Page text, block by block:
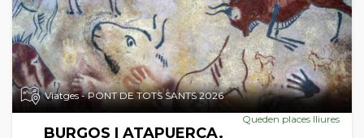
Viatges - PONT DE TOTS SANTS 2026
Queden places lliures
BURGOS I ATAPUERCA.